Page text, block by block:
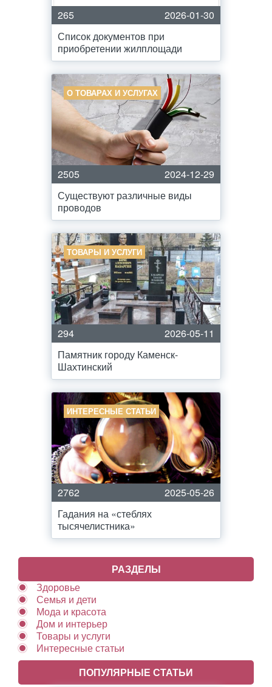
265
2026-01-30
Список документов при
приобретении жилплощади
О ТОВАРАХ И УСЛУГАХ
2505
2024-12-29
Существуют различные виды
проводов
ТОВАРЫ И УСЛУГИ
294
2026-05-11
Памятник городу Каменск-
Шахтинский
ИНТЕРЕСНЫЕ СТАТЬИ
2762
2025-05-26
Гадания на «стеблях
тысячелистника»
РАЗДЕЛЫ
Здоровье
Семья и дети
Мода и красота
Дом и интерьер
Товары и услуги
Интересные статьи
ПОПУЛЯРНЫЕ СТАТЬИ